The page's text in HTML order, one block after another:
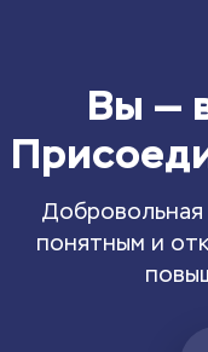
Вы —
Добровольная
понятным и